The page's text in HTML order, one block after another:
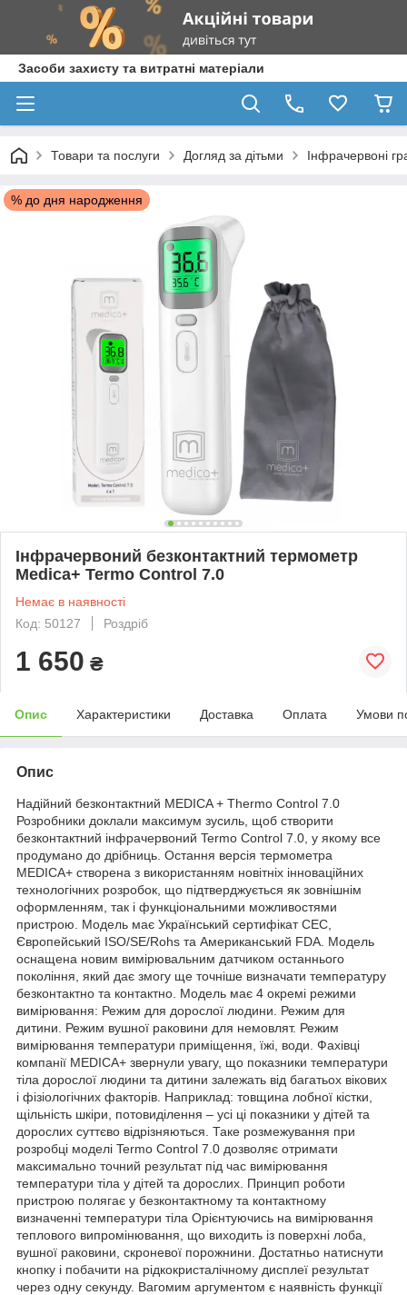
Засоби захисту та витратні матеріали
Товари та послуги Догляд за дітьми Інфрачервоні
% до дня народження
Інфрачервоний безконтактний термометр
Medica+ Termo Control 7.0
Немає в наявності
Код: 50127
Роздріб
1 650 ₴
Опис Характеристики Доставка Оплата Умови
Опис
Надійний безконтактний MEDICA + Thermo Control 7.0
Розробники доклали максимум зусиль, щоб створити
безконтактний інфрачервоний Termo Сontrol 7.0, у якому все
продумано до дрібниць. Остання версія термометра
MEDICA+ створена з використанням новітніх інноваційних
технологічних розробок, що підтверджується як зовнішнім
оформленням, так і функціональними можливостями
пристрою. Модель має Український сертифікат СЕС,
Європейський ISO/SE/Rohs та Американський FDA. Модель
оснащена новим вимірювальним датчиком останнього
покоління, який дає змогу ще точніше визначати температуру
безконтактно та контактно. Модель має 4 окремі режими
вимірювання: Режим для дорослої людини. Режим для
дитини. Режим вушної раковини для немовлят. Режим
вимірювання температури приміщення, їжі, води. Фахівці
компанії MEDICA+ звернули увагу, що показники температури
тіла дорослої людини та дитини залежать від багатьох вікових
і фізіологічних факторів. Наприклад: товщина лобної кістки,
щільність шкіри, потовиділення – усі ці показники у дітей та
дорослих суттєво відрізняються. Таке розмежування при
розробці моделі Termo Сontrol 7.0 дозволяє отримати
максимально точний результат під час вимірювання
температури тіла у дітей та дорослих. Принцип роботи
пристрою полягає у безконтактному та контактному
визначенні температури тіла Орієнтуючись на вимірювання
теплового випромінювання, що виходить із поверхні лоба,
вушної раковини, скроневої порожнини. Достатньо натиснути
кнопку і побачити на рідкокристалічному дисплеї результат
через одну секунду. Вагомим аргументом є наявність функції